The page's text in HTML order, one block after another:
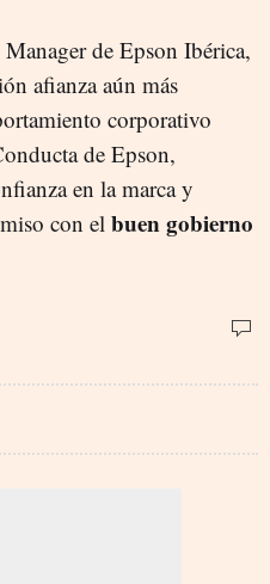
de Epson Ibérica,
afianza aún más
corporativo
de Epson,
en la marca y
con el buen gobierno